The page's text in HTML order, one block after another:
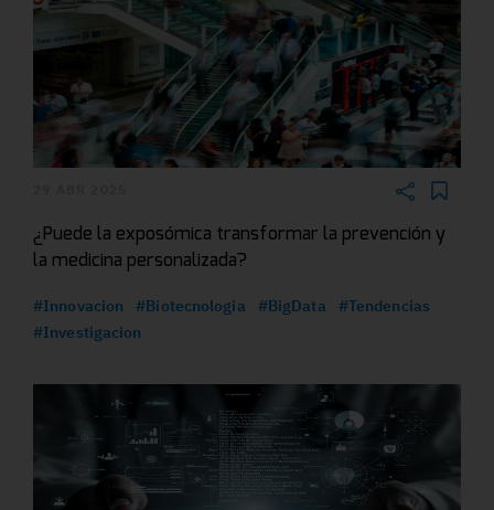
¿Puede la exposómica transformar la prevención y
la medicina personalizada?
#Innovacion #Biotecnologia #BigData
#Tendencias
#Investigacion